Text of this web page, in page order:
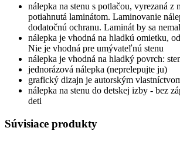
nálepka na stenu s potlačou, vyrezaná z
potiahnutá laminátom. Laminovanie
dodatočnú ochranu. Laminát by sa
nálepka je vhodná na hladkú omietku,
Nie je vhodná pre umývateľnú stenu
nálepka je vhodná na hladký povrch:
jednorázová nálepka (neprelepujte ju)
grafický dizajn je autorským
nálepka na stenu do detskej izby - bez
deti
Súvisiace produkty